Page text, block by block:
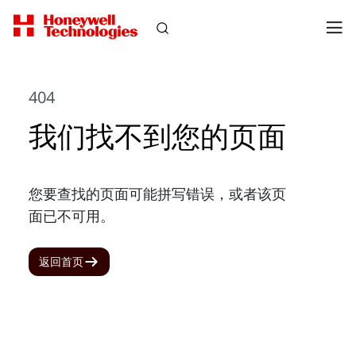
404
我们找不到您的页面
您要查找的页面可能拼写错误，或者该页
面已不可用。
返回首页